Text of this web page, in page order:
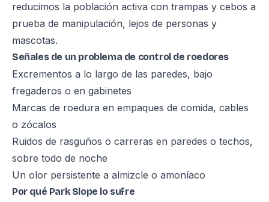
reducimos la población activa con trampas y cebos a
prueba de manipulación, lejos de personas y
mascotas.
Señales de un problema de control de roedores
Excrementos a lo largo de las paredes, bajo
fregaderos o en gabinetes
Marcas de roedura en empaques de comida, cables
o zócalos
Ruidos de rasguños o carreras en paredes o techos,
sobre todo de noche
Un olor persistente a almizcle o amoníaco
Por qué Park Slope lo sufre